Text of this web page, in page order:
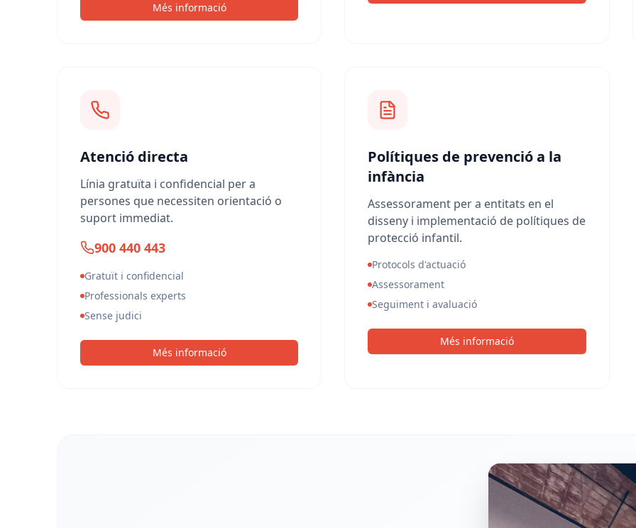
Més informació
Atenció directa
Línia gratuïta i confidencial per a
persones que necessiten orientació o
suport immediat.
900 440 443
Gratuït i confidencial
Professionals experts
Sense judici
Més informació
Polítiques de prevenció a la
infància
Assessorament per a entitats en el
disseny i implementació de polítiques de
protecció infantil.
Protocols d'actuació
Assessorament
Seguiment i avaluació
Més informació